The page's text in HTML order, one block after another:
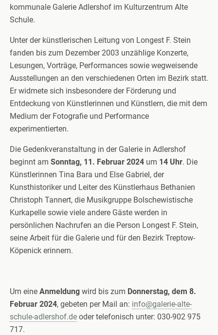
kommunale Galerie Adlershof im Kulturzentrum Alte
Schule.
Unter der künstlerischen Leitung von Longest F. Stein
fanden bis zum Dezember 2003 unzählige Konzerte,
Lesungen, Vorträge, Performances sowie wegweisende
Ausstellungen an den verschiedenen Orten im Bezirk statt.
Er widmete sich insbesondere der Förderung und
Entdeckung von Künstlerinnen und Künstlern, die mit dem
Medium der Fotografie und Performance
experimentierten.
Die Gedenkveranstaltung in der Galerie in Adlershof
beginnt am Sonntag, 11. Februar 2024 um 14 Uhr. Die
Künstlerinnen Tina Bara und Else Gabriel, der
Kunsthistoriker und Leiter des Künstlerhaus Bethanien
Christoph Tannert, die Musikgruppe Bolschewistische
Kurkapelle sowie viele andere Gäste werden in
persönlichen Nachrufen an die Person Longest F. Stein,
seine Arbeit für die Galerie und für den Bezirk Treptow-
Köpenick erinnern.
Um eine Anmeldung wird bis zum Donnerstag, dem 8.
Februar 2024, gebeten per Mail an: info@galerie-alte-
schule-adlershof.de oder telefonisch unter: 030-902 975
717.